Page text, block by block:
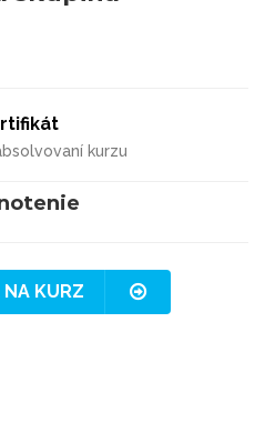
kurzu
NA KURZ